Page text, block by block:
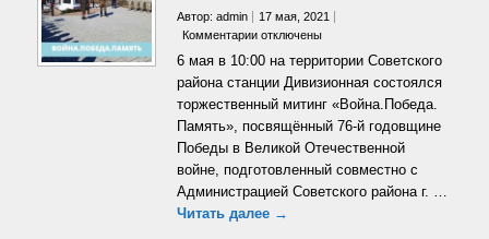
Автор: admin
17 мая, 2021
Комментариик
записи
Торжественный
митинг
«Война.Победа.
Память»
отключены
6 мая в 10:00 на территории Советского
района станции Дивизионная состоялся
торжественный митинг «Война.Победа.
Память», посвящённый 76-й годовщине
Победы в Великой Отечественной
войне, подготовленный совместно с
Администрацией Советского района г. …
Читать далее →